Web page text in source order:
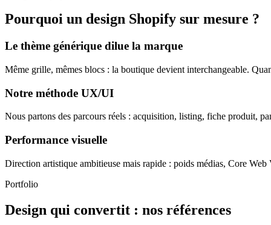
Pourquoi un design Shopify sur mesure ?
Le thème générique dilue la marque
Même grille, mêmes blocs : la boutique devient interchangeable.
Notre méthode UX/UI
Nous partons des parcours réels : acquisition, listing, fiche produit,
Performance visuelle
Direction artistique ambitieuse mais rapide : poids médias, Core
Portfolio
Design qui convertit : nos références